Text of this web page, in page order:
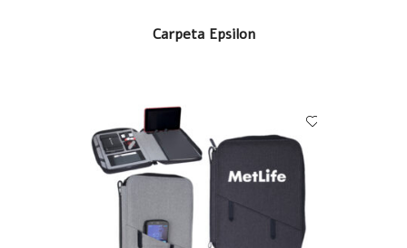
LEER MÁS
Carpeta Epsilon